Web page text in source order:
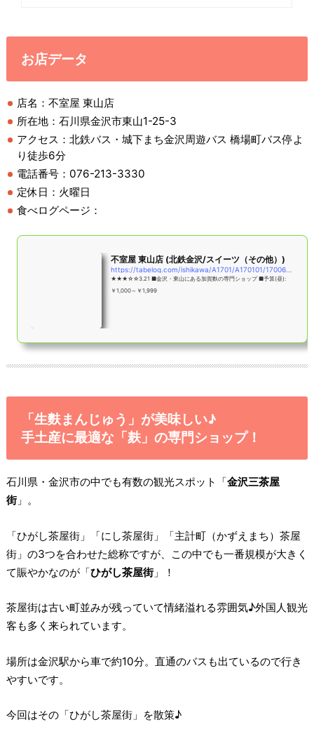
お店データ
店名：不室屋 東山店
所在地：石川県金沢市東山1-25-3
アクセス：北鉄バス・城下まち金沢周遊バス 橋場町バス停よ
り徒歩6分
電話番号：076-213-3330
定休日：火曜日
食べログページ：
不室屋 東山店 (北鉄金沢/スイーツ（その他）)
★★★☆☆3.21 ■金沢・東山にある加賀麩の専門ショップ ■予算(昼):
￥1,000～￥1,999
「生麩まんじゅう」が美味しい♪
手土産に最適な「麸」の専門ショップ！
石川県・金沢市の中でも有数の観光スポット「金沢三茶屋
街」。
「ひがし茶屋街」「にし茶屋街」「主計町（かずえまち）茶屋
街」の3つを合わせた総称ですが、この中でも一番規模が大きく
て賑やかなのが「ひがし茶屋街」！
茶屋街は古い町並みが残っていて情緒溢れる雰囲気♪外国人観光
客も多く来られています。
場所は金沢駅から車で約10分。直通のバスも出ているので行き
やすいです。
今回はその「ひがし茶屋街」を散策♪